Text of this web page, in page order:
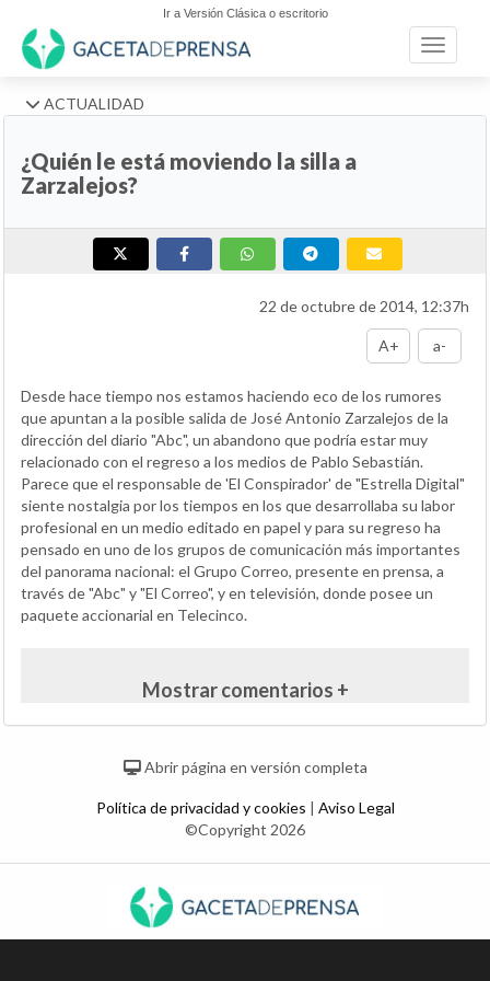
Ir a Versión Clásica o escritorio
Toggle
ACTUALIDAD
¿Quién le está moviendo la silla a
Zarzalejos?
22 de octubre de 2014, 12:37h
A+ a-
Desde hace tiempo nos estamos haciendo eco de los rumores
que apuntan a la posible salida de José Antonio Zarzalejos de la
dirección del diario "Abc", un abandono que podría estar muy
relacionado con el regreso a los medios de Pablo Sebastián.
Parece que el responsable de 'El Conspirador' de "Estrella Digital"
siente nostalgia por los tiempos en los que desarrollaba su labor
profesional en un medio editado en papel y para su regreso ha
pensado en uno de los grupos de comunicación más importantes
del panorama nacional: el Grupo Correo, presente en prensa, a
través de "Abc" y "El Correo", y en televisión, donde posee un
paquete accionarial en Telecinco.
Mostrar comentarios +
Abrir página en versión completa
Política de privacidad y cookies | Aviso Legal
©Copyright 2026